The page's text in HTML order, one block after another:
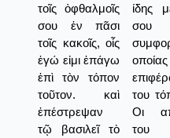
τοῖς ὀφθαλμοῖς
σου ἐν πᾶσι
τοῖς κακοῖς, οἷς
ἐγώ εἰμι ἐπάγω
ἐπὶ τὸν τόπον
τοῦτον. καὶ
ἐπέστρεψαν
τῷ βασιλεῖ τὸ
ίδης
σου
του
Οι
του